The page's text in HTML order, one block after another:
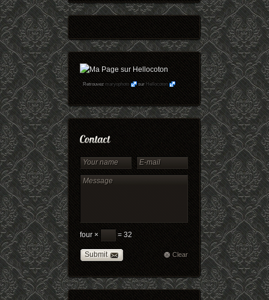
Retrouvezmaryophoto surHellocoton
four × = 32
Submit Clear